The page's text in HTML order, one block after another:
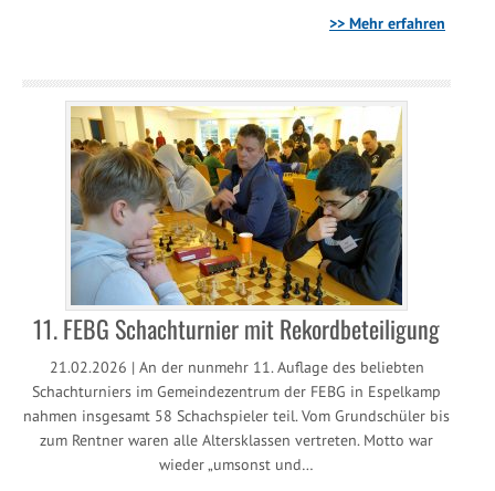
>> Mehr erfahren
11. FEBG Schachturnier mit Rekordbeteiligung
21.02.2026 | An der nunmehr 11. Auflage des beliebten
Schachturniers im Gemeindezentrum der FEBG in Espelkamp
nahmen insgesamt 58 Schachspieler teil. Vom Grundschüler bis
zum Rentner waren alle Altersklassen vertreten. Motto war
wieder „umsonst und…